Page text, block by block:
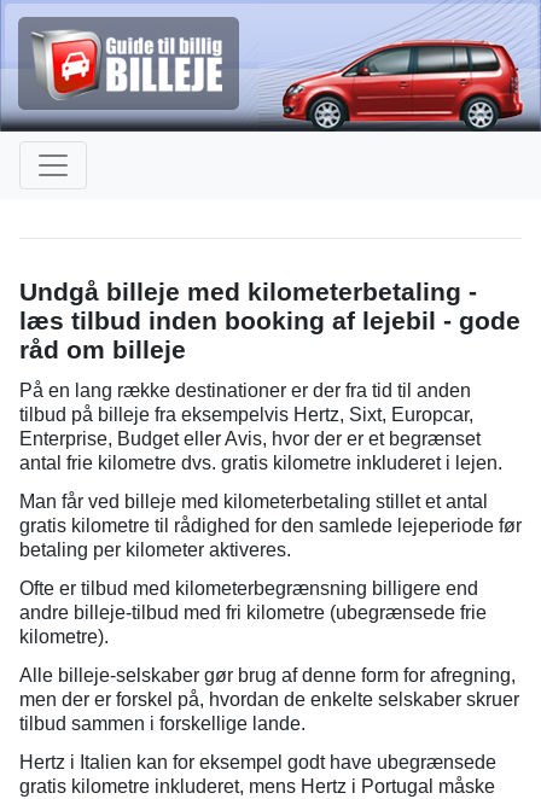
Undgå billeje med kilometerbetaling -
læs tilbud inden booking af lejebil - gode
råd om billeje
På en lang række destinationer er der fra tid til anden
tilbud på billeje fra eksempelvis Hertz, Sixt, Europcar,
Enterprise, Budget eller Avis, hvor der er et begrænset
antal frie kilometre dvs. gratis kilometre inkluderet i lejen.
Man får ved billeje med kilometerbetaling stillet et antal
gratis kilometre til rådighed for den samlede lejeperiode før
betaling per kilometer aktiveres.
Ofte er tilbud med kilometerbegrænsning billigere end
andre billeje-tilbud med fri kilometre (ubegrænsede frie
kilometre).
Alle billeje-selskaber gør brug af denne form for afregning,
men der er forskel på, hvordan de enkelte selskaber skruer
tilbud sammen i forskellige lande.
Hertz i Italien kan for eksempel godt have ubegrænsede
gratis kilometre inkluderet, mens Hertz i Portugal måske